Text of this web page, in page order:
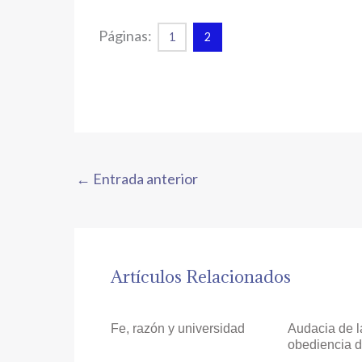
Páginas: 1 2
← Entrada anterior
Artículos Relacionados
Fe, razón y universidad
Audacia de
obediencia